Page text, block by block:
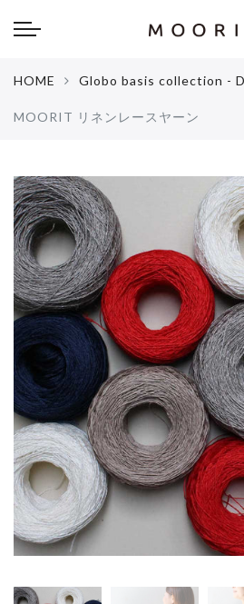
Back
編み物はじめて教室：棒針編
Errata お詫びと訂正
Back
Knitting kit
Patterns & Books
HOME Globo basis collection -
MOORIT リネンレースヤーン